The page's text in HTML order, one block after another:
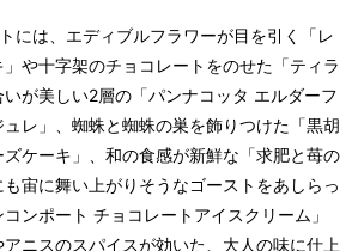
には、エディブルフラワーが目を引く「レ
や⼗字架のチョコレートをのせた「ティラ
が美しい2層の「パンナコッタ エルダーフ
レ」、蜘蛛と蜘蛛の巣を飾りつけた「黒胡
ケーキ」、和の食感が新鮮な「求肥と苺の
宙に舞い上がりそうなゴーストをあしらっ
ンポート チョコレートアイスクリーム」
ニスのスパイスが効いた、大人の味に仕上